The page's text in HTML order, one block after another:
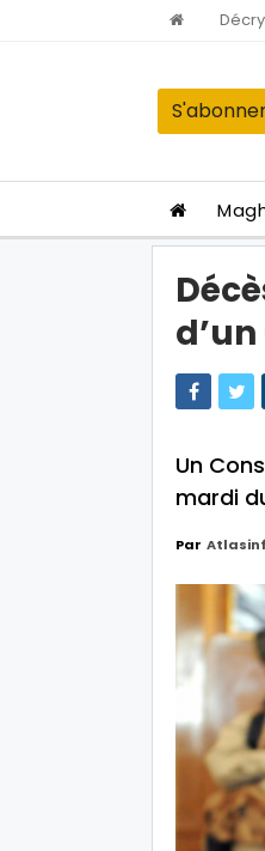
Un
mardi
Par